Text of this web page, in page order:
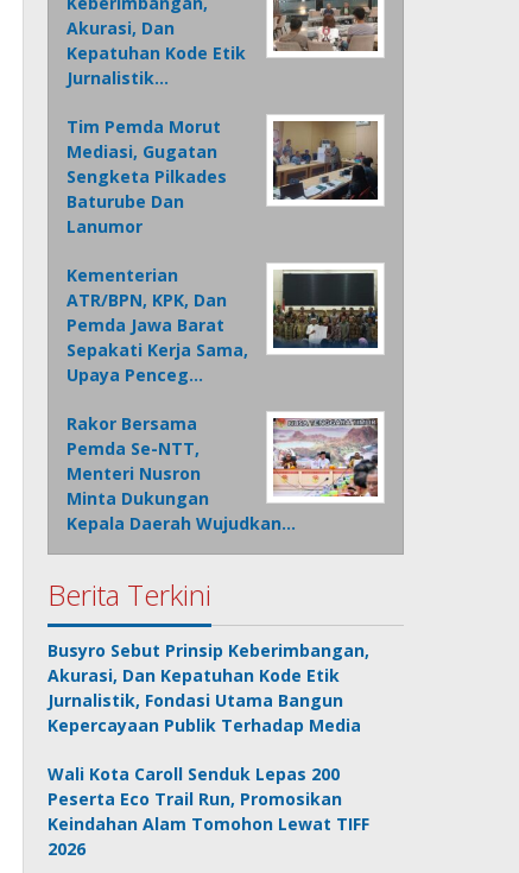
Akurasi, Dan
Kepatuhan Kode Etik
Jurnalistik…
Tim Pemda Morut
Mediasi, Gugatan
Sengketa Pilkades
Baturube Dan
Lanumor
Kementerian
ATR/BPN, KPK, Dan
Pemda Jawa Barat
Sepakati Kerja Sama,
Upaya Penceg…
Rakor Bersama
Pemda Se-NTT,
Menteri Nusron
Minta Dukungan
Kepala Daerah Wujudkan…
Berita Terkini
Busyro Sebut Prinsip Keberimbangan,
Akurasi, Dan Kepatuhan Kode Etik
Jurnalistik, Fondasi Utama Bangun
Kepercayaan Publik Terhadap Media
Wali Kota Caroll Senduk Lepas 200
Peserta Eco Trail Run, Promosikan
Keindahan Alam Tomohon Lewat TIFF
2026